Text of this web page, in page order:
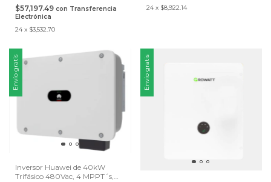
$57,197.49 con Transferencia
Electrónica
24 x $3,532.70
24 x $8,922.14
Envío gratis
Inversor Huawei de 40kW
Trifásico 480Vac, 4 MPPT´s,
Envío gratis